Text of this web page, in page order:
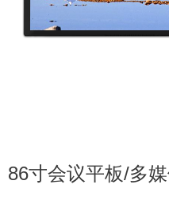
86寸会议平板/多